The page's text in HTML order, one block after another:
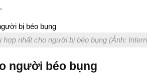
hợp nhất cho người bị béo bụng (Ảnh:
người béo bụng